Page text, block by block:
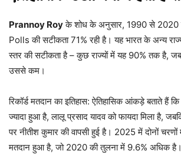
Prannoy Royके शोध के अनुसार, 1990 से 2020
Polls की सटीकता 71% रही है। यह भारत के अन्य
स्तर की सटीकता है – कुछ राज्यों में यह 90% तक है,
उससे कम।​
रिकॉर्ड मतदान का इतिहास: ऐतिहासिक आंकड़े बताते हैं
ज्यादा हुआ है, लालू प्रसाद यादव को फायदा मिला है,
पर नीतीश कुमार की वापसी हुई है। 2025 में दोनों
मतदान हुआ है, जो 2020 की तुलना में 9.6% अधिक है।​​